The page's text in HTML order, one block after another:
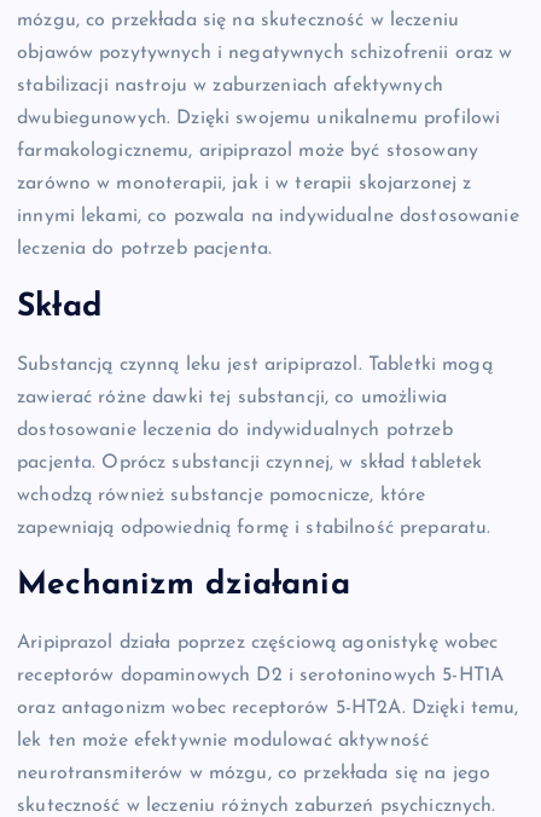
mózgu, co przekłada się na skuteczność w leczeniu
objawów pozytywnych i negatywnych schizofrenii oraz w
stabilizacji nastroju w zaburzeniach afektywnych
dwubiegunowych. Dzięki swojemu unikalnemu profilowi
farmakologicznemu, aripiprazol może być stosowany
zarówno w monoterapii, jak i w terapii skojarzonej z
innymi lekami, co pozwala na indywidualne dostosowanie
leczenia do potrzeb pacjenta.
Skład
Substancją czynną leku jest aripiprazol. Tabletki mogą
zawierać różne dawki tej substancji, co umożliwia
dostosowanie leczenia do indywidualnych potrzeb
pacjenta. Oprócz substancji czynnej, w skład tabletek
wchodzą również substancje pomocnicze, które
zapewniają odpowiednią formę i stabilność preparatu.
Mechanizm działania
Aripiprazol działa poprzez częściową agonistykę wobec
receptorów dopaminowych D2 i serotoninowych 5-HT1A
oraz antagonizm wobec receptorów 5-HT2A. Dzięki temu,
lek ten może efektywnie modulować aktywność
neurotransmiterów w mózgu, co przekłada się na jego
skuteczność w leczeniu różnych zaburzeń psychicznych.